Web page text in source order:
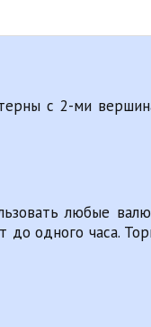
с 2-ми
любые
одного часа.